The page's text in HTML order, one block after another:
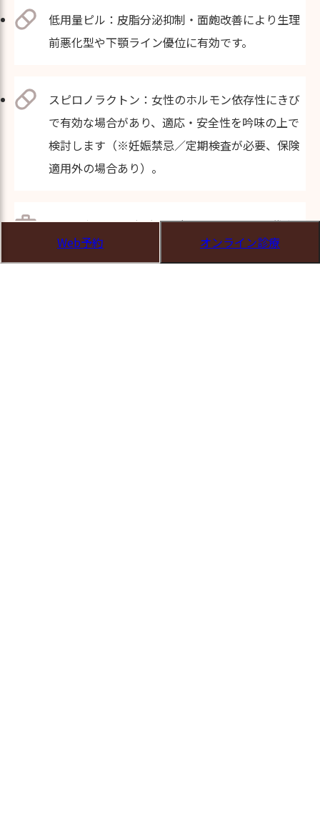
低用量ピル：皮脂分泌抑制・面皰改善により生理
前悪化型や下顎ライン優位に有効です。
スピロノラクトン：女性のホルモン依存性にきび
で有効な場合があり、適応・安全性を吟味の上で
検討します（※妊娠禁忌／定期検査が必要、保険
適用外の場合あり）。
PCOSが疑われる場合は月経コントロールや代謝評
価も含め、婦人科的なアプローチを併用します。
Web予約 オンライン診療